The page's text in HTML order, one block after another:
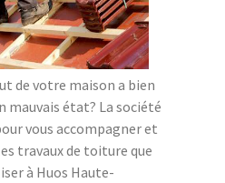
de votre maison a bien
mauvais état? La société
vous accompagner et
travaux de toiture que
à Huos Haute-